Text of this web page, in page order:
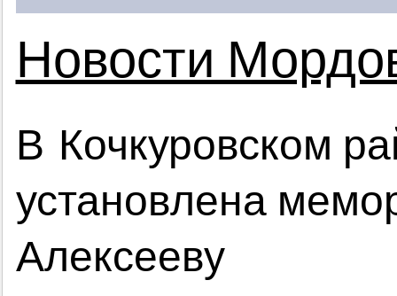
Новости
В Кочкуровском
установлена
Алексееву